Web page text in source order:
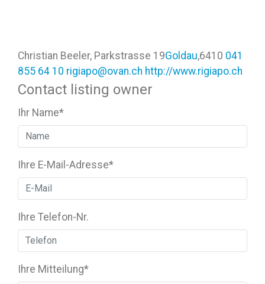
Christian Beeler, Parkstrasse 19Goldau,6410 041
855 64 10 rigiapo@ovan.ch http://www.rigiapo.ch
Contact listing owner
Ihr Name*
Ihre E-Mail-Adresse*
Ihre Telefon-Nr.
Ihre Mitteilung*